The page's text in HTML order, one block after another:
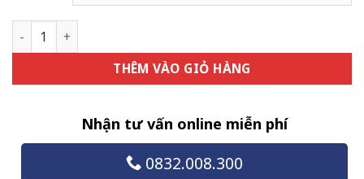
Máy nghiền inox 200 – 2 buồng số lượng
THÊM VÀO GIỎ HÀNG
Nhận tư vấn online miễn phí
0832.008.300